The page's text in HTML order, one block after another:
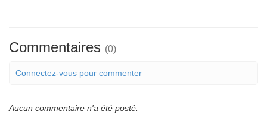
Commentaires (0)
Connectez-vous pour commenter
Aucun commentaire n'a été posté.